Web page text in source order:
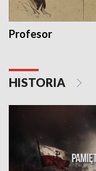
Profesor
HISTORIA